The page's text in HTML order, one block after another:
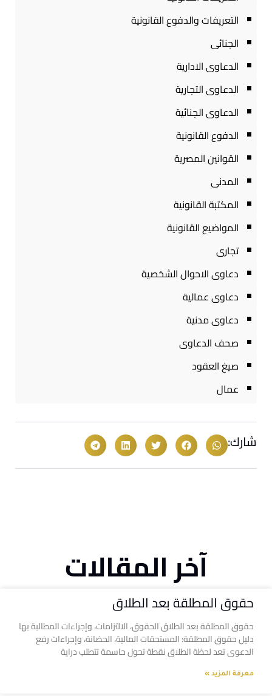
التعريفات والدفوع القانونية
الجنائى
الدعاوى الادارية
الدعاوى التجارية
الدعاوى الجنائية
الدفوع القانونية
القوانين المصرية
المدنى
المكتبة القانونية
المواضيع القانونية
تجارى
دعاوى الاحوال الشخصية
دعاوى عمالية
دعاوى مدنية
صحف الدعاوى
صيغ العقود
عمال
شارك:
آخر المقالات
حقوق المطلقة بعد الطلاق
حقوق المطلقة بعد الطلاق الحقوق، الالتزامات، وإجراءات المطالبة بها
دليل حقوق المطلقة: المستحقات المالية، الحضانة، وإجراءات رفع
الدعوى تعد لحظة الطلاق نقطة تحول حاسمة تتطلب دراية
معرفة المزيد »